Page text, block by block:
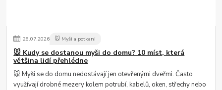
28.07.2026 🐭 Myši a potkani
🐭 Kudy se dostanou myši do domu? 10 míst, která
většina lidí přehlédne
🐭 Myši se do domu nedostávají jen otevřenými dveřmi. Často
využívají drobné mezery kolem potrubí, kabelů, oken, střechy nebo